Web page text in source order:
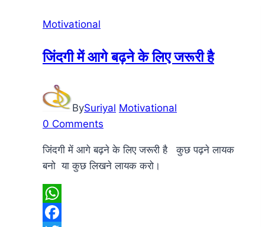
once
a
Motivational
जिंदगी में आगे बढ़ने के लिए जरूरी है
BySuriyal Motivational
0 Comments
जिंदगी में आगे बढ़ने के लिए जरूरी है कुछ पढ़ने लायक
बनो या कुछ लिखने लायक करो।
WhatsApp